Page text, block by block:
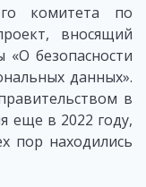
комитета по
вносящий
безопасности
данных».
в
еще в 2022 году,
пор находились